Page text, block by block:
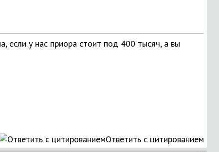
если у нас приора стоит под 400 тысяч, а вы
Ответить с цитированием